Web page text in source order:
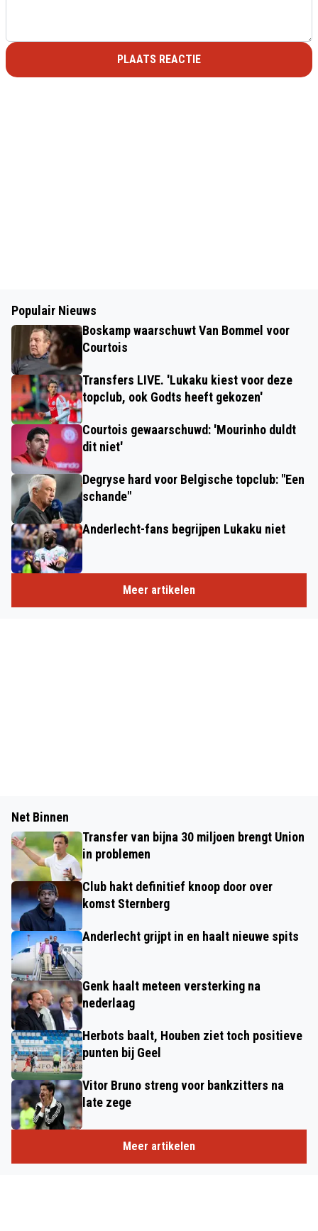
PLAATS REACTIE
Populair Nieuws
Boskamp waarschuwt Van Bommel voor
Courtois
Transfers LIVE. 'Lukaku kiest voor deze
topclub, ook Godts heeft gekozen'
Courtois gewaarschuwd: 'Mourinho duldt
dit niet'
Degryse hard voor Belgische topclub: "Een
schande"
Anderlecht-fans begrijpen Lukaku niet
Meer artikelen
Net Binnen
Transfer van bijna 30 miljoen brengt Union
in problemen
Club hakt definitief knoop door over
komst Sternberg
Anderlecht grijpt in en haalt nieuwe spits
Genk haalt meteen versterking na
nederlaag
Herbots baalt, Houben ziet toch positieve
punten bij Geel
Vitor Bruno streng voor bankzitters na
late zege
Meer artikelen